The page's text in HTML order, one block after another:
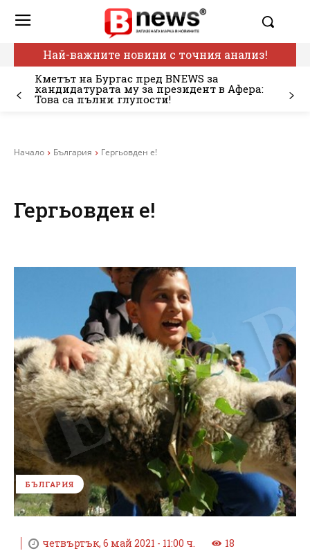
Най-важните новини с точния анализ!
Кметът на Бургас пред BNEWS за
кандидатурата му за президент в Афера:
Това са пълни глупости!
Начало България Гергьовден е!
Гергьовден е!
БЪЛГАРИЯ
четвъртък, 6 май 2021 - 11:00 ч. 18